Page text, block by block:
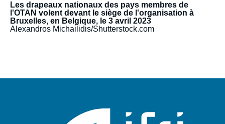
Les drapeaux nationaux des pays membres de
l'OTAN volent devant le siège de l'organisation à
Bruxelles, en Belgique, le 3 avril 2023
Alexandros Michailidis/Shutterstock.com